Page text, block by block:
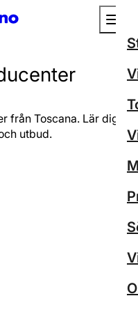
från Toscana. Lär dig
utbud.